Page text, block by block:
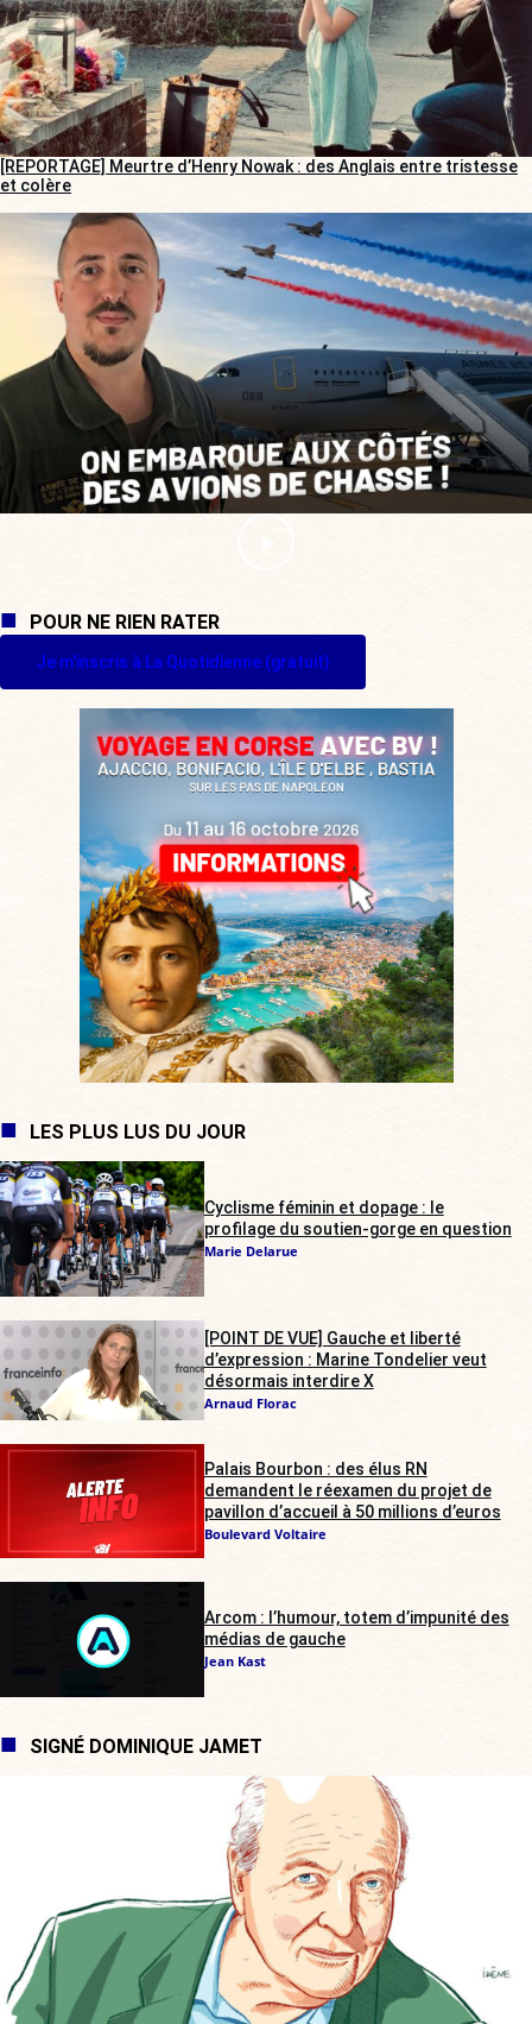
[REPORTAGE] Meurtre d’Henry Nowak : des Anglais entre tristesse
et colère
POUR NE RIEN RATER
Je m'inscris à La Quotidienne (gratuit)
LES PLUS LUS DU JOUR
Cyclisme féminin et dopage : le
profilage du soutien-gorge en question
Marie Delarue
[POINT DE VUE] Gauche et liberté
d’expression : Marine Tondelier veut
désormais interdire X
Arnaud Florac
Palais Bourbon : des élus RN
demandent le réexamen du projet de
pavillon d’accueil à 50 millions d’euros
Boulevard Voltaire
Arcom : l’humour, totem d’impunité des
médias de gauche
Jean Kast
SIGNÉ DOMINIQUE JAMET